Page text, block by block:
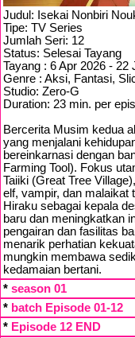
Judul: Isekai Nonbiri
Tipe: TV Series
Jumlah Seri: 12
Status: Selesai Tayang
Tayang : 6 Apr 2026 - 22
Genre : Aksi, Fantasi,
Studio: Zero-G
Duration: 23 min. per
Bercerita Musim kedua
yang menjalani
bereinkarnasi dengan
Farming Tool). Fokus
Taiiki (Great Tree
elf, vampir, dan malaikat
Hiraku sebagai kepala
baru dan meningkatkan
pengairan dan fasilitas
menarik perhatian
mungkin membawa
kedamaian bertani.
* season 01
* batch Episode 01-12
* Episode 12 END